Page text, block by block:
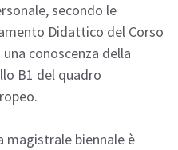
secondo le
Didattico del Corso
conoscenza della
B1 del quadro
magistrale biennale è